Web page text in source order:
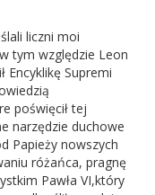
liczni moi
tym względzie Leon
Encyklikę Supremi
poświęcił tej
narzędzie duchowe
Papieży nowszych
różańca, pragnę
Pawła VI,który